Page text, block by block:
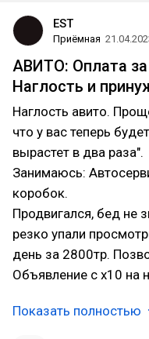
EST
Приёмная
АВИТО: Оплата
Наглость и
Наглость авито.
что у вас теперь
вырастет в два раза".
Занимаюсь:
коробок.
Продвигался, бед не
резко упали
день за 2800тр.
Объявление с х10 на
Показать полностью